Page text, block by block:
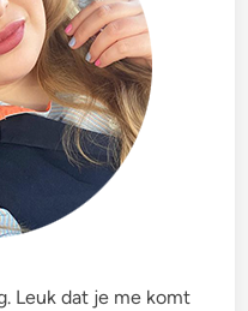
Leuk dat je me komt